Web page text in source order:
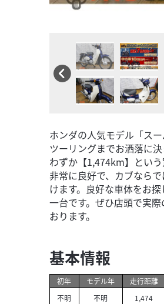
ホンダの人気モデル「ス
ツーリングまでお洒落に
わずか【1,474km】とい
非常に良好で、カブなら
けます。良好な車体をお
一台です。ぜひ店頭で実
おります。
基本情報
初年
不明
モデル年
不明
走行距離
1,474